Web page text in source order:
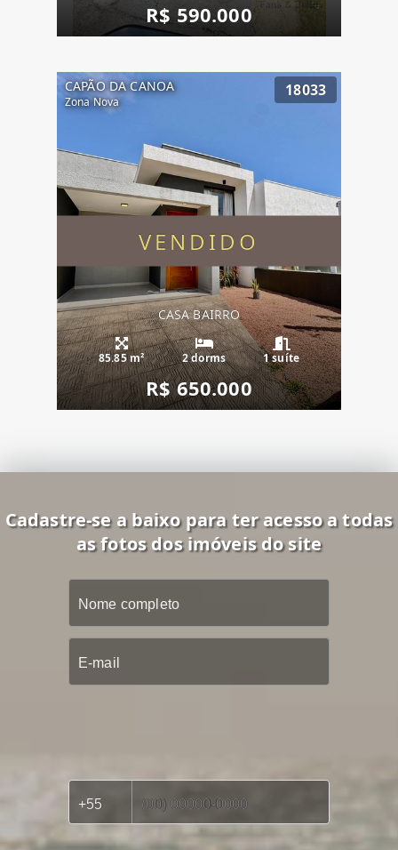
R$ 590.000
VENDIDO
CAPÃO DA CANOA
Zona Nova
18033
CASA BAIRRO
85.85 m² 2 dorms 1 suíte
R$ 650.000
Cadastre-se a baixo para ter acesso a todas
as fotos dos imóveis do site